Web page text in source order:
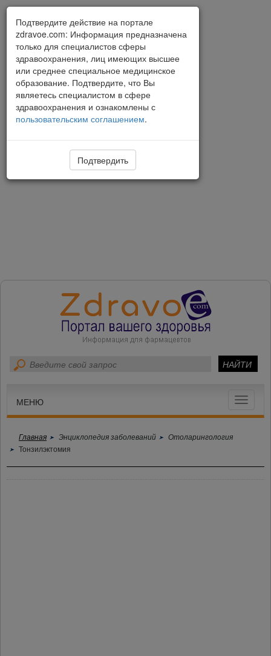
Toggle
МЕНЮ
Главная Энциклопедия заболеваний
Отоларингология
Тонзилэктомия
Подтвердите действие на портале
zdravoe.com: Информация предназначена
только для специалистов сферы
здравоохранения, лиц имеющих высшее
или среднее специальное медицинское
образование. Подтвердите, что Вы
являетесь специалистом в сфере
здравоохранения и ознакомлены с
пользовательским соглашением.
Подтвердить